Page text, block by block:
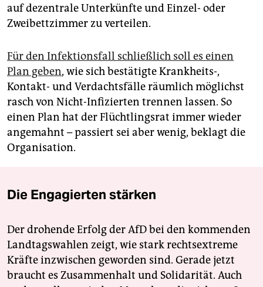
auf dezentrale Unterkünfte und Einzel- oder
Zweibettzimmer zu verteilen.
Für den Infektionsfall schließlich soll es einen
Plan geben, wie sich bestätigte Krankheits-,
Kontakt- und Verdachtsfälle räumlich möglichst
rasch von Nicht-Infizierten trennen lassen. So
einen Plan hat der Flüchtlingsrat immer wieder
angemahnt – passiert sei aber wenig, beklagt die
Organisation.
Die Engagierten stärken
Der drohende Erfolg der AfD bei den kommenden
Landtagswahlen zeigt, wie stark rechtsextreme
Kräfte inzwischen geworden sind. Gerade jetzt
braucht es Zusammenhalt und Solidarität. Auch